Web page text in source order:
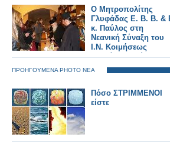
Ο Μητροπολίτης
Γλυφάδας Ε. Β. Β. &
κ. Παύλος στη
Νεανική Σύναξη του
Ι.Ν. Κοιμήσεως
Θεοτόκου Βούλας
ΠΡΟΗΓΟΥΜΕΝΑ PHOTO ΝΕΑ
Πόσο ΣΤΡΙΜΜΕΝΟΙ
είστε